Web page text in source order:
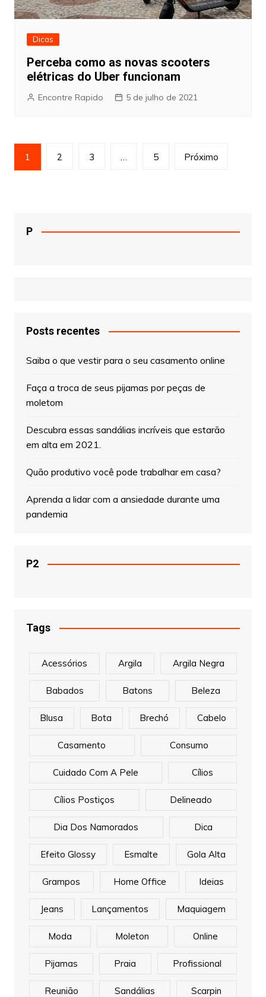
Dicas
Perceba como as novas scooters
elétricas do Uber funcionam
Encontre Rapido 5 de julho de 2021
Paginação
de
1 2 3 … 5 Próximo
P
Posts recentes
Saiba o que vestir para o seu casamento online
Faça a troca de seus pijamas por peças de
moletom
Descubra essas sandálias incríveis que estarão
em alta em 2021.
Quão produtivo você pode trabalhar em casa?
Aprenda a lidar com a ansiedade durante uma
pandemia
P2
Tags
Acessórios Argila Argila Negra
Babados Batons Beleza
Blusa Bota Brechó Cabelo
Casamento Consumo
Cuidado Com A Pele Cílios
Cílios Postiços Delineado
Dia Dos Namorados Dica
Efeito Glossy Esmalte Gola Alta
Grampos Home Office Ideias
Jeans Lançamentos Maquiagem
Moda Moleton Online
Pijamas Praia Profissional
Reunião Sandálias Scarpin